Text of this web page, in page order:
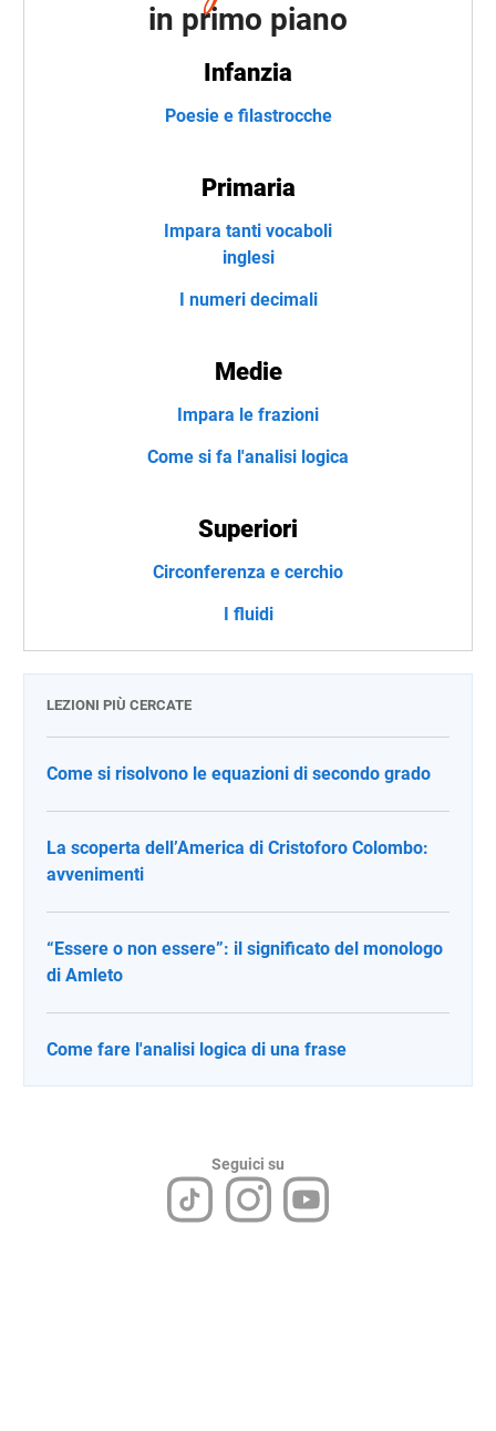
in primo piano
Infanzia
Poesie e filastrocche
Primaria
Impara tanti vocaboli
inglesi
I numeri decimali
Medie
Impara le frazioni
Come si fa l'analisi logica
Superiori
Circonferenza e cerchio
I fluidi
LEZIONI PIÙ CERCATE
Come si risolvono le equazioni di secondo grado
La scoperta dell’America di Cristoforo Colombo:
avvenimenti
“Essere o non essere”: il significato del monologo
di Amleto
Come fare l'analisi logica di una frase
Seguici su